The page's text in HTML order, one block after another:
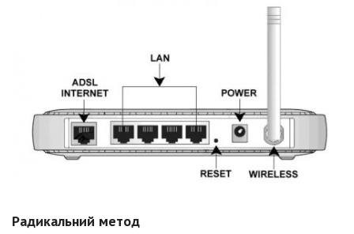
Радикальний метод